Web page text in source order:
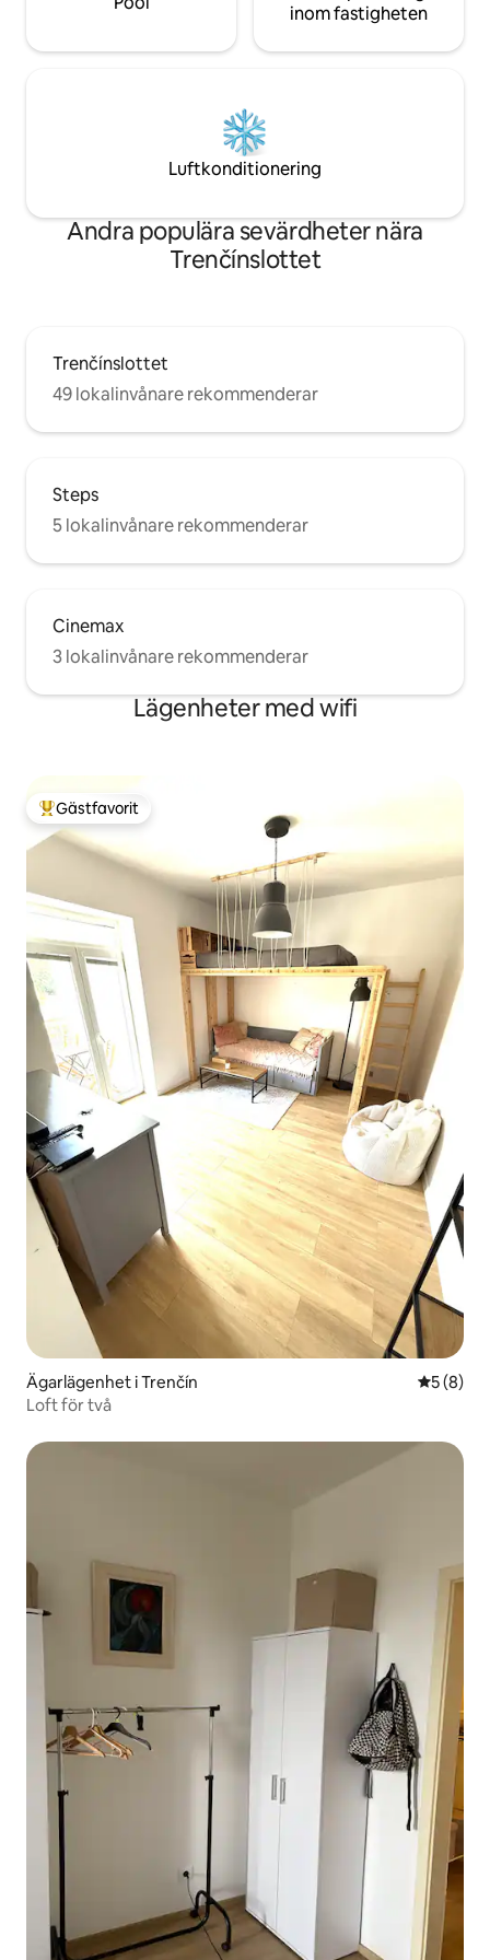
inom fastigheten
Luftkonditionering
Andra populära sevärdheter nära
Trenčínslottet
Trenčínslottet
49 lokalinvånare rekommenderar
Steps
5 lokalinvånare rekommenderar
Cinemax
3 lokalinvånare rekommenderar
Lägenheter med wifi
Populär gästfavorit
Gästfavorit
Ägarlägenhet i Trenčín 5 av 5 i
5 (8)
Loft för två